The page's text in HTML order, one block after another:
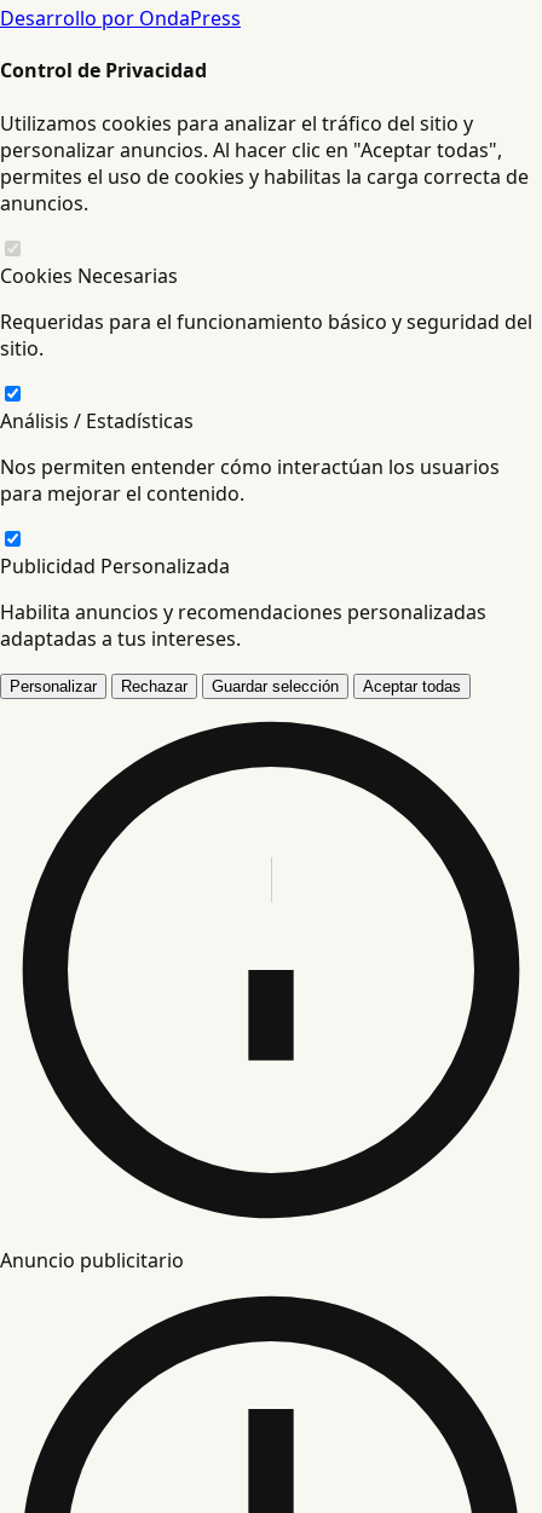
Desarrollo por OndaPress
Control de Privacidad
Utilizamos cookies para analizar el tráfico del sitio y
personalizar anuncios. Al hacer clic en "Aceptar todas",
permites el uso de cookies y habilitas la carga correcta de
anuncios.
Cookies Necesarias
Requeridas para el funcionamiento básico y seguridad del
sitio.
Análisis / Estadísticas
Nos permiten entender cómo interactúan los usuarios
para mejorar el contenido.
Publicidad Personalizada
Habilita anuncios y recomendaciones personalizadas
adaptadas a tus intereses.
Personalizar Rechazar Guardar selección Aceptar todas
Anuncio publicitario